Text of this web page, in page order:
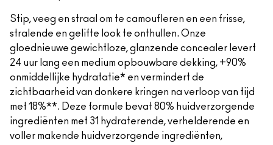
Stip, veeg en straal om te camoufleren en een frisse,
stralende en gelifte look te onthullen. Onze
gloednieuwe gewichtloze, glanzende concealer levert
24 uur lang een medium opbouwbare dekking, +90%
onmiddellijke hydratatie* en vermindert de
zichtbaarheid van donkere kringen na verloop van tijd
met 18%**. Deze formule bevat 80% huidverzorgende
ingrediënten met 31 hydraterende, verhelderende en
voller makende huidverzorgende ingrediënten,